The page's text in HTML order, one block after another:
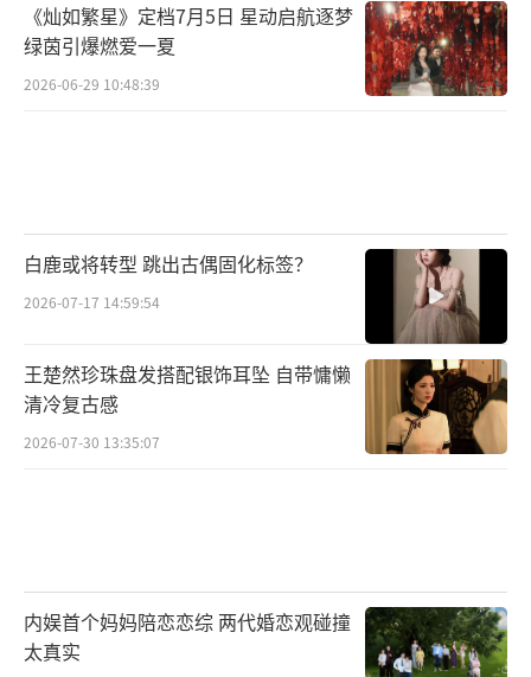
《灿如繁星》定档7月5日 星动启航逐梦
绿茵引爆燃爱一夏
2026-06-29 10:48:39
白鹿或将转型 跳出古偶固化标签？
2026-07-17 14:59:54
王楚然珍珠盘发搭配银饰耳坠 自带慵懒
清冷复古感
2026-07-30 13:35:07
内娱首个妈妈陪恋恋综 两代婚恋观碰撞
太真实